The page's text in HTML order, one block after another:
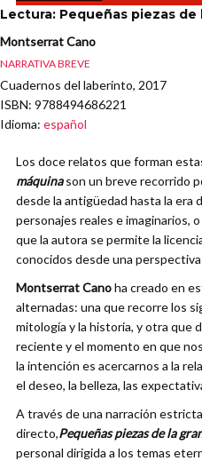
Lectura: Pequeñas piezas de
Montserrat Cano
NARRATIVA BREVE
Cuadernos del laberinto, 2017
ISBN: 9788494686221
Idioma: español
Los doce relatos que forman
máquinason un breve recorrido
desde la antigüedad hasta la era
personajes reales e imaginarios,
que la autora se permite la
conocidos desde una
Montserrat Canoha creado en
alternadas: una que recorre los
mitología y la historia, y otra que
reciente y el momento en que
la intención es acercarnos a la
el deseo, la belleza, las
A través de una narración
directo,Pequeñas piezas de la
personal dirigida a los temas